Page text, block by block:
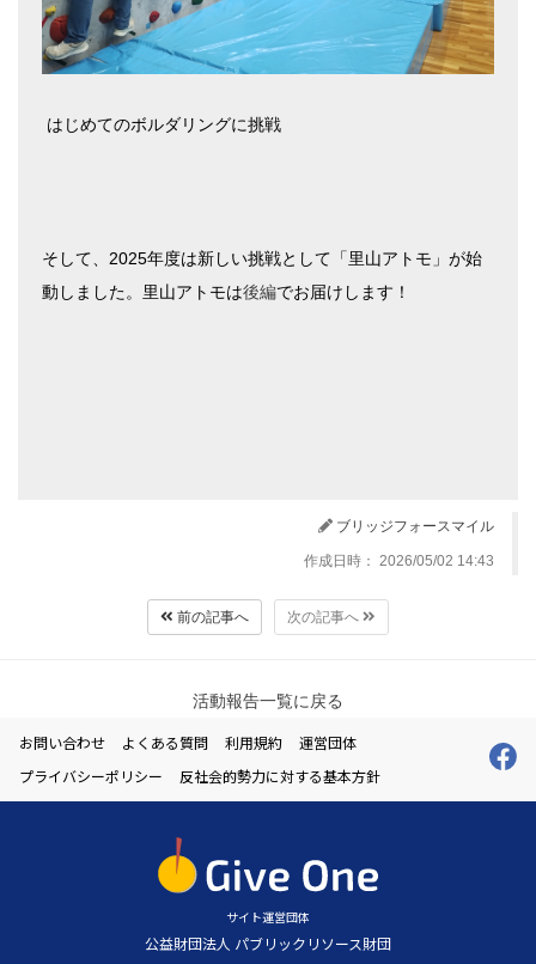
はじめてのボルダリングに挑戦
そして、2025年度は新しい挑戦として「里山アトモ」が始
動しました。里山アトモは後編でお届けします！
ブリッジフォースマイル
作成日時： 2026/05/02 14:43
前の記事へ 次の記事へ
活動報告一覧に戻る
お問い合わせ よくある質問 利用規約
運営団体
プライバシーポリシー
反社会的勢力に対する基本方針
サイト運営団体
公益財団法人 パブリックリソース財団